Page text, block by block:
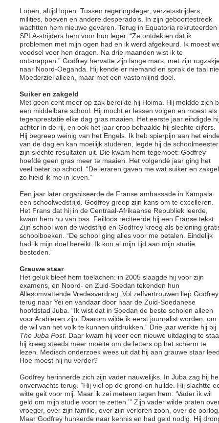
Lopen, altijd lopen. Tussen regeringsleger, verzetsstrijders,
milities, boeven en andere desperado’s. In zijn geboortestreek
wachtten hem nieuwe gevaren. Terug in Equatoria rekruteerden
SPLA-strijders hem voor hun leger. “Ze ontdekten dat ik
problemen met mijn ogen had en ik werd afgekeurd. Ik moest
voedsel voor hen dragen. Na drie maanden wist ik te
ontsnappen.” Godfrey hervatte zijn lange mars, met zijn
naar Noord-Oeganda. Hij kende er niemand en sprak de taal
Moederziel alleen, maar met een vastomlijnd doel.
Suiker en zakgeld
Met geen cent meer op zak bereikte hij Hoima. Hij meldde zich
een middelbare school. Hij mocht er lessen volgen en moest als
tegenprestatie elke dag gras maaien. Het eerste jaar eindigde
achter in de rij, en ook het jaar erop behaalde hij slechte cijfers.
Hij begreep weinig van het Engels. Ik heb spierpijn aan het
van de dag en kan moeilijk studeren, legde hij de schoolmeester
zijn slechte resultaten uit. Die kwam hem tegemoet: Godfrey
hoefde geen gras meer te maaien. Het volgende jaar ging het
veel beter op school. “De leraren gaven me wat suiker en
zo hield ik me in leven.”
Een jaar later organiseerde de Franse ambassade in Kampala
een schoolwedstrijd. Godfrey greep zijn kans om te excelleren.
Het Frans dat hij in de Centraal-Afrikaanse Republiek leerde,
kwam hem nu van pas. Feilloos reciteerde hij een Franse tekst.
Zijn school won de wedstrijd en Godfrey kreeg als beloning
schoolboeken. “De school ging alles voor me betalen. Eindelijk
had ik mijn doel bereikt. Ik kon al mijn tijd aan mijn studie
besteden.”
Grauwe staar
Het geluk bleef hem toelachen: in 2005 slaagde hij voor zijn
examens, en Noord- en Zuid-Soedan tekenden hun
Allesomvattende Vredesverdrag. Vol zelfvertrouwen liep Godfrey
terug naar Yei en vandaar door naar de Zuid-Soedanese
hoofdstad Juba. “Ik wist dat in Soedan de beste scholen alleen
voor Arabieren zijn. Daarom wilde ik eerst journalist worden, om
de wil van het volk te kunnen uitdrukken.” Drie jaar werkte hij bij
The Juba Post. Daar kwam hij voor een nieuwe uitdaging te
hij kreeg steeds meer moeite om de letters op het scherm te
lezen. Medisch onderzoek wees uit dat hij aan grauwe staar
Hoe moest hij nu verder?
Godfrey herinnerde zich zijn vader nauwelijks. In Juba zag hij
onverwachts terug. “Hij viel op de grond en huilde. Hij slachtte
witte geit voor mij. Maar ik zei meteen tegen hem: ‘Vader ik wil
geld om mijn studie voort te zetten.’” Zijn vader wilde praten
vroeger, over zijn familie, over zijn verloren zoon, over de
Maar Godfrey hunkerde naar kennis en had geld nodig. Hij